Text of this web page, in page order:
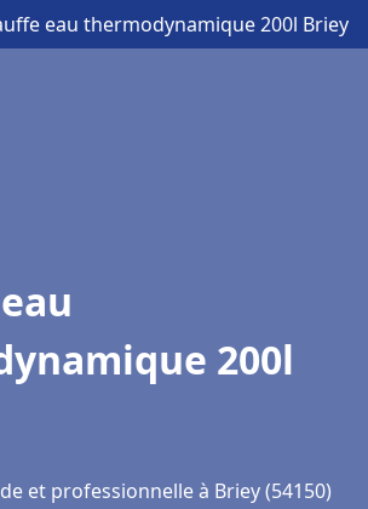
eau thermodynamique 200l Briey
200l
et professionnelle à Briey (54150)